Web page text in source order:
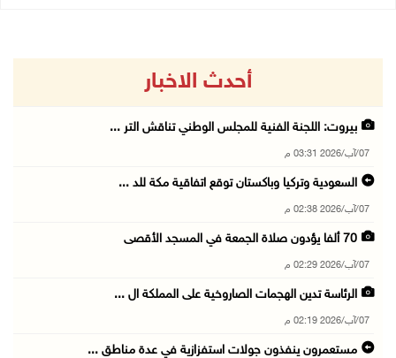
أحدث الاخبار
بيروت: اللجنة الفنية للمجلس الوطني تناقش التر ...
07/آب/2026 03:31 م
السعودية وتركيا وباكستان توقع اتفاقية مكة للد ...
07/آب/2026 02:38 م
70 ألفا يؤدون صلاة الجمعة في المسجد الأقصى
07/آب/2026 02:29 م
الرئاسة تدين الهجمات الصاروخية على المملكة ال ...
07/آب/2026 02:19 م
مستعمرون ينفذون جولات استفزازية في عدة مناطق ...